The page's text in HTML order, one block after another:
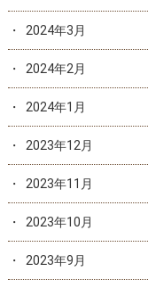
2024年3月
2024年2月
2024年1月
2023年12月
2023年11月
2023年10月
2023年9月